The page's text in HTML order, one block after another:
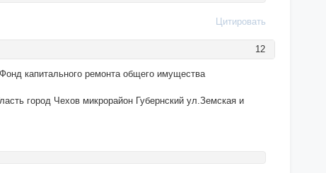
Цитировать
12
капитального ремонта общего имущества
город Чехов микрорайон Губернский ул.Земская и